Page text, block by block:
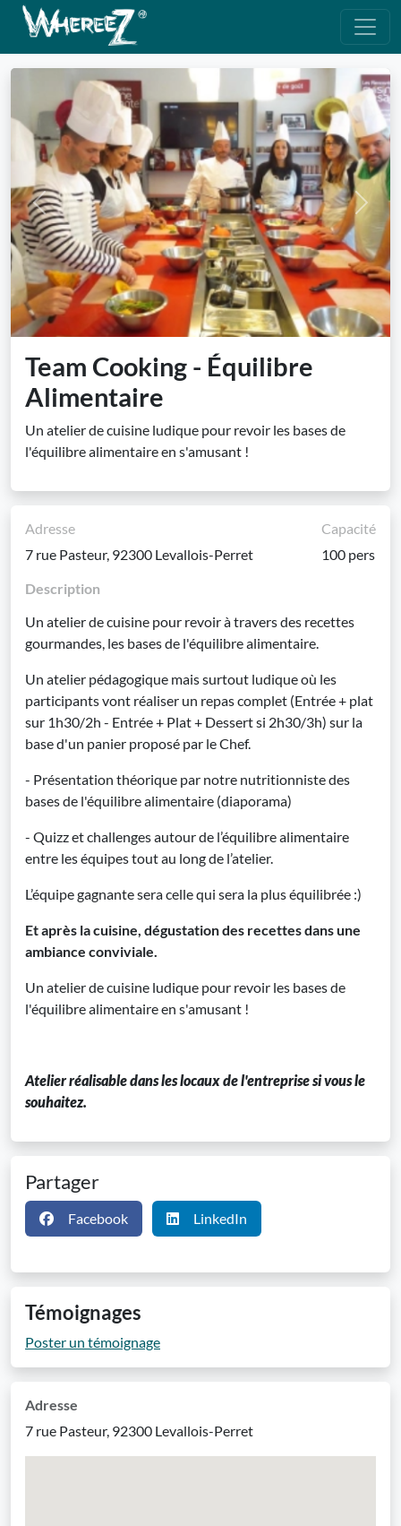
Previous Next
Team Cooking - Équilibre
Alimentaire
Un atelier de cuisine ludique pour revoir les bases de
l'équilibre alimentaire en s'amusant !
Adresse
7 rue Pasteur, 92300 Levallois-Perret
Capacité
100 pers
Description
Un atelier de cuisine pour revoir à travers des recettes
gourmandes, les bases de l'équilibre alimentaire.
Un atelier pédagogique mais surtout ludique où les
participants vont réaliser un repas complet (Entrée + plat
sur 1h30/2h - Entrée + Plat + Dessert si 2h30/3h) sur la
base d'un panier proposé par le Chef.
- Présentation théorique par notre nutritionniste des
bases de l'équilibre alimentaire (diaporama)
- Quizz et challenges autour de l’équilibre alimentaire
entre les équipes tout au long de l’atelier.
L’équipe gagnante sera celle qui sera la plus équilibrée :)
Et après la cuisine, dégustation des recettes dans une
ambiance conviviale.
Un atelier de cuisine ludique pour revoir les bases de
l'équilibre alimentaire en s'amusant !
Atelier réalisable dans les locaux de l'entreprise si vous le
souhaitez.
Partager
Facebook LinkedIn
Témoignages
Poster un témoignage
Adresse
7 rue Pasteur, 92300 Levallois-Perret